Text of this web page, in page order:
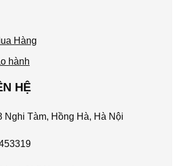
Hàng
hành
HỆ
Nghi Tàm, Hồng Hà, Hà Nội